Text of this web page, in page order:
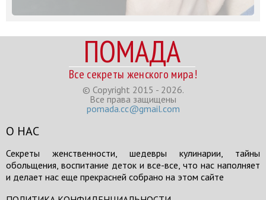
ПОМАДА
Все секреты женского мира!
© Copyright 2015 - 2026.
Все права защищены
pomada.cc@gmail.com
О НАС
Секреты женственности, шедевры кулинарии, тайны
обольщения, воспитание деток и все-все, что нас наполняет
и делает нас еще прекрасней собрано на этом сайте